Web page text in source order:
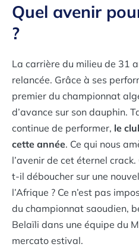
Quel avenir
?
La carrière du milieu de 31
relancée. Grâce à ses
premier du championnat
d’avance sur son dauphin.
continue de performer, le
cette année. Ce qui nous
l’avenir de cet éternel
t-il déboucher sur une
l’Afrique ? Ce n’est pas
du championnat saoudien,
Belaïli dans une équipe du
mercato estival.